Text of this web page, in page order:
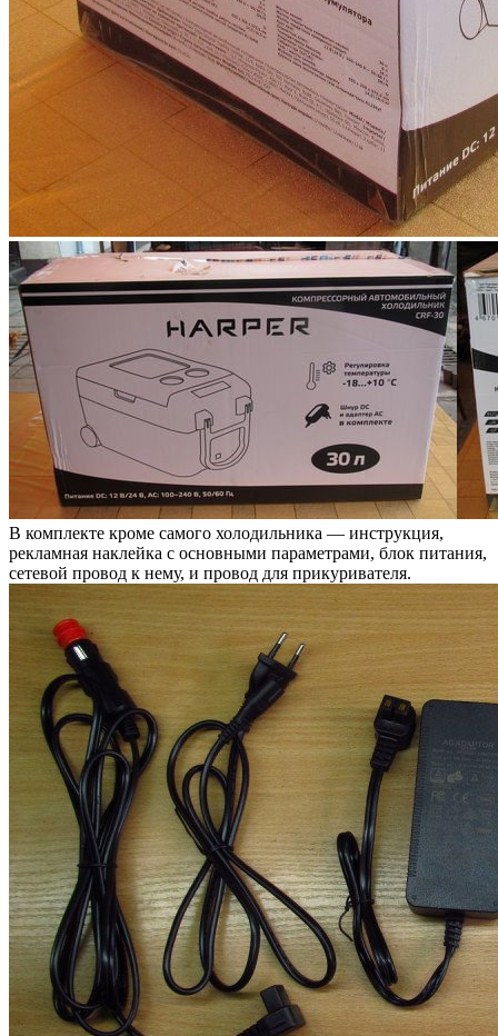
В комплекте кроме самого холодильника — инструкция,
рекламная наклейка с основными параметрами, блок питания,
сетевой провод к нему, и провод для прикуривателя.